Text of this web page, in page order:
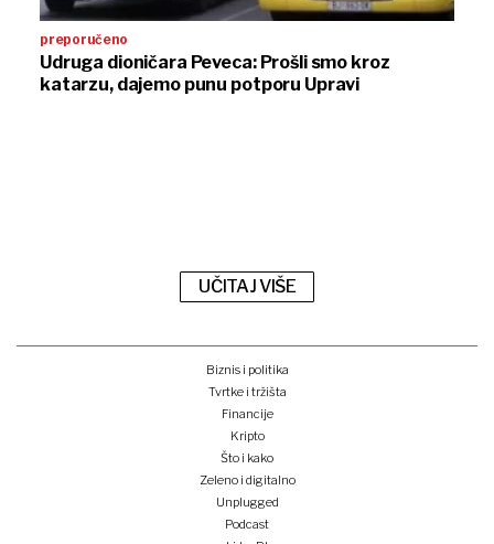
preporučeno
Udruga dioničara Peveca: Prošli smo kroz
katarzu, dajemo punu potporu Upravi
UČITAJ VIŠE
Biznis i politika
Tvrtke i tržišta
Financije
Kripto
Što i kako
Zeleno i digitalno
Unplugged
Podcast